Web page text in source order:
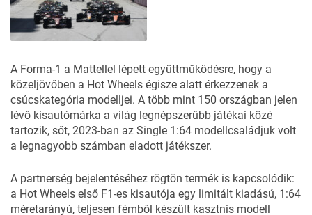
A Forma-1 a Mattellel lépett együttműködésre, hogy a
közeljövőben a Hot Wheels égisze alatt érkezzenek a
csúcskategória modelljei. A több mint 150 országban jelen
lévő kisautómárka a világ legnépszerűbb játékai közé
tartozik, sőt, 2023-ban az Single 1:64 modellcsaládjuk volt
a legnagyobb számban eladott játékszer.
A partnerség bejelentéséhez rögtön termék is kapcsolódik:
a Hot Wheels első F1-es kisautója egy limitált kiadású, 1:64
méretarányú, teljesen fémből készült kasztnis modell